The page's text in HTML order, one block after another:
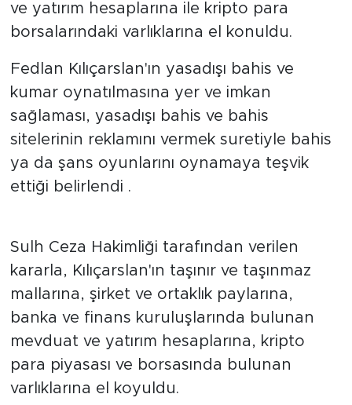
ve yatırım hesaplarına ile kripto para
borsalarındaki varlıklarına el konuldu.
Fedlan Kılıçarslan'ın yasadışı bahis ve
kumar oynatılmasına yer ve imkan
sağlaması, yasadışı bahis ve bahis
sitelerinin reklamını vermek suretiyle bahis
ya da şans oyunlarını oynamaya teşvik
ettiği belirlendi .
Sulh Ceza Hakimliği tarafından verilen
kararla, Kılıçarslan'ın taşınır ve taşınmaz
mallarına, şirket ve ortaklık paylarına,
banka ve finans kuruluşlarında bulunan
mevduat ve yatırım hesaplarına, kripto
para piyasası ve borsasında bulunan
varlıklarına el koyuldu.